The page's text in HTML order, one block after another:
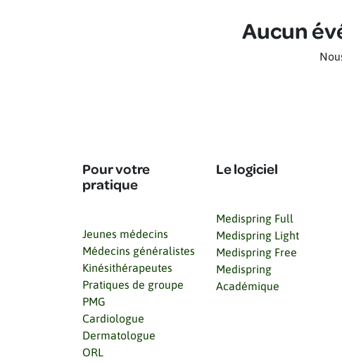
Aucun
Pour votre
pratique
Jeunes médecins
Médecins généralistes
Kinésithérapeutes
Pratiques de groupe
PMG
Cardiologue
Dermatologue
ORL
Le logiciel
Medispring Full
Medispring Light
Medispring Free
Medispring
Académique